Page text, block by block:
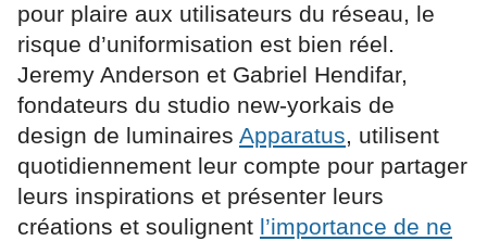
pour plaire aux utilisateurs du réseau, le
risque d’uniformisation est bien réel.
Jeremy Anderson et Gabriel Hendifar,
fondateurs du studio new-yorkais de
design de luminaires Apparatus, utilisent
quotidiennement leur compte pour partager
leurs inspirations et présenter leurs
créations et soulignent l’importance de ne